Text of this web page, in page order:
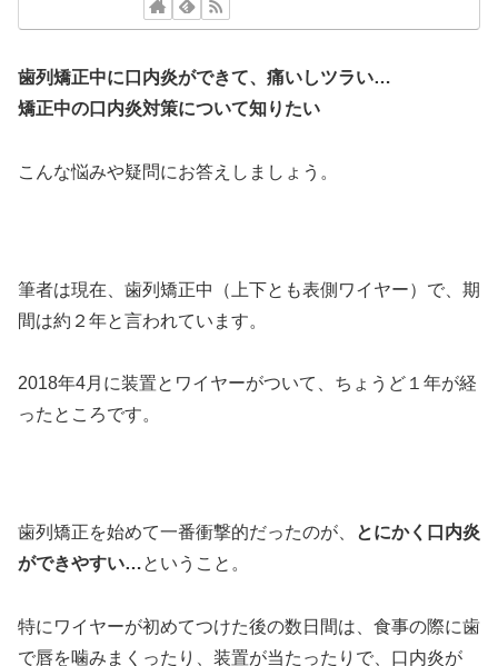
歯列矯正中に口内炎ができて、痛いしツラい…
矯正中の口内炎対策について知りたい
こんな悩みや疑問にお答えしましょう。
筆者は現在、歯列矯正中（上下とも表側ワイヤー）で、期
間は約２年と言われています。
2018年4月に装置とワイヤーがついて、ちょうど１年が経
ったところです。
歯列矯正を始めて一番衝撃的だったのが、
とにかく口内炎
ができやすい…ということ。
特にワイヤーが初めてつけた後の数日間は、食事の際に歯
で唇を噛みまくったり、装置が当たったりで、口内炎が